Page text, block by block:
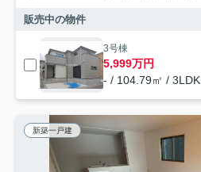
販売中の物件
3号棟
5,999万円
- / 104.79㎡ / 3LDK
新築一戸建